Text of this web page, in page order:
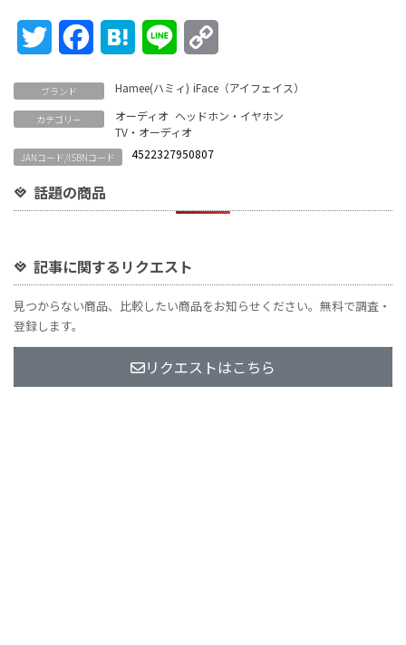
Twitter FacebookHatena Line
ブランド Hamee(ハミィ) iFace（アイフェイス）
カテゴリー オーディオ ヘッドホン・イヤホン
TV・オーディオ
JANコード/ISBNコード 4522327950807
話題の商品
記事に関するリクエスト
見つからない商品、比較したい商品をお知らせください。無料で調査・
登録します。
リクエストはこちら